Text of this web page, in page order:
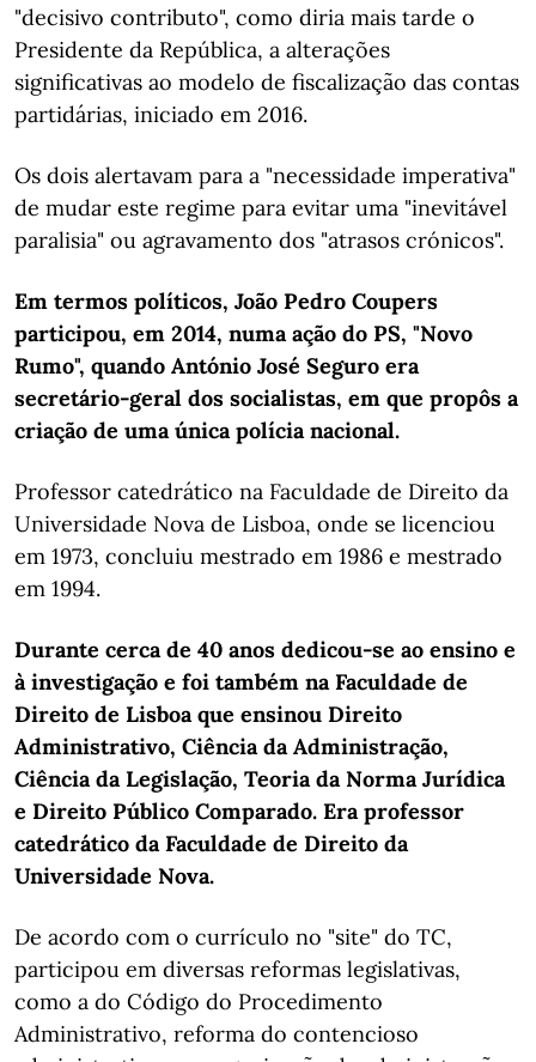
"decisivo contributo", como diria mais tarde o
Presidente da República, a alterações
significativas ao modelo de fiscalização das contas
partidárias, iniciado em 2016.
Os dois alertavam para a "necessidade imperativa"
de mudar este regime para evitar uma "inevitável
paralisia" ou agravamento dos "atrasos crónicos".
Em termos políticos, João Pedro Coupers
participou, em 2014, numa ação do PS, "Novo
Rumo", quando António José Seguro era
secretário-geral dos socialistas, em que propôs a
criação de uma única polícia nacional.
Professor catedrático na Faculdade de Direito da
Universidade Nova de Lisboa, onde se licenciou
em 1973, concluiu mestrado em 1986 e mestrado
em 1994.
Durante cerca de 40 anos dedicou-se ao ensino e
à investigação e foi também na Faculdade de
Direito de Lisboa que ensinou Direito
Administrativo, Ciência da Administração,
Ciência da Legislação, Teoria da Norma Jurídica
e Direito Público Comparado. Era professor
catedrático da Faculdade de Direito da
Universidade Nova.
De acordo com o currículo no "site" do TC,
participou em diversas reformas legislativas,
como a do Código do Procedimento
Administrativo, reforma do contencioso